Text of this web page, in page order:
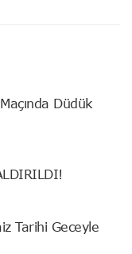
Düdük
Tarihi Geceyle